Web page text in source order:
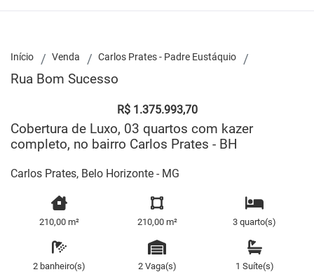
Início Venda Carlos Prates - Padre Eustáquio
Rua Bom Sucesso
R$ 1.375.993,70
Cobertura de Luxo, 03 quartos com kazer
completo, no bairro Carlos Prates - BH
Carlos Prates, Belo Horizonte - MG
210,00 m² 210,00 m² 3 quarto(s)
2 banheiro(s) 2 Vaga(s) 1 Suíte(s)